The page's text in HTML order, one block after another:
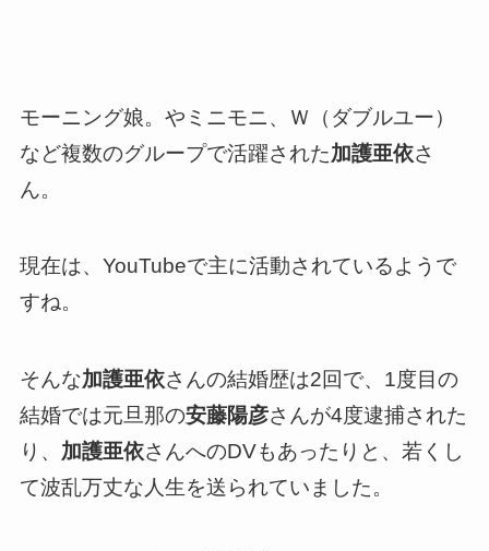
モーニング娘。やミニモニ、Ｗ（ダブルユー）
など複数のグループで活躍された加護亜依さ
ん。
現在は、YouTubeで主に活動されているようで
すね。
そんな加護亜依さんの結婚歴は2回で、1度目の
結婚では元旦那の安藤陽彦さんが4度逮捕された
り、 加護亜依さんへのDVもあったりと、若くし
て波乱万丈な人生を送られていました。